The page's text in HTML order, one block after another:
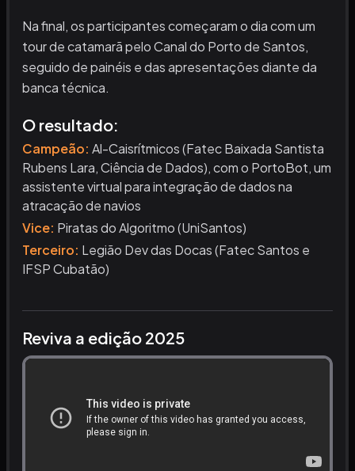
Na final, os participantes começaram o dia com um
tour de catamarã pelo Canal do Porto de Santos,
seguido de painéis e das apresentações diante da
banca técnica.
O resultado:
Campeão: Al-Caisrítmicos (Fatec Baixada Santista
Rubens Lara, Ciência de Dados), com o PortoBot, um
assistente virtual para integração de dados na
atracação de navios
Vice: Piratas do Algoritmo (UniSantos)
Terceiro: Legião Dev das Docas (Fatec Santos e
IFSP Cubatão)
Reviva a edição 2025